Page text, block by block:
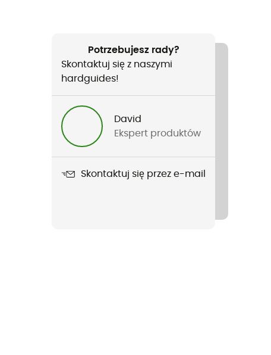
Potrzebujesz rady?
Skontaktuj się z naszymi
hardguides!
David
Ekspert produktów
Skontaktuj się przez e-mail